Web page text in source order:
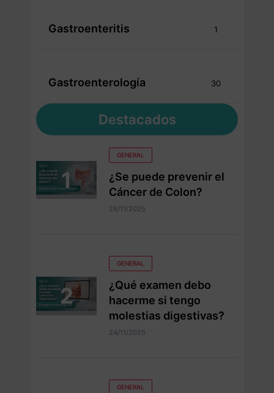
Gastroenteritis 1
Gastroenterología 30
Destacados
GENERAL
¿Se puede prevenir el
Cáncer de Colon?
28/11/2025
GENERAL
¿Qué examen debo
hacerme si tengo
molestias digestivas?
24/11/2025
GENERAL